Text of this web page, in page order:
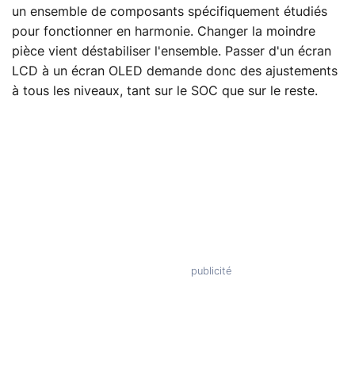
un ensemble de composants spécifiquement étudiés
pour fonctionner en harmonie. Changer la moindre
pièce vient déstabiliser l'ensemble. Passer d'un écran
LCD à un écran OLED demande donc des ajustements
à tous les niveaux, tant sur le SOC que sur le reste.